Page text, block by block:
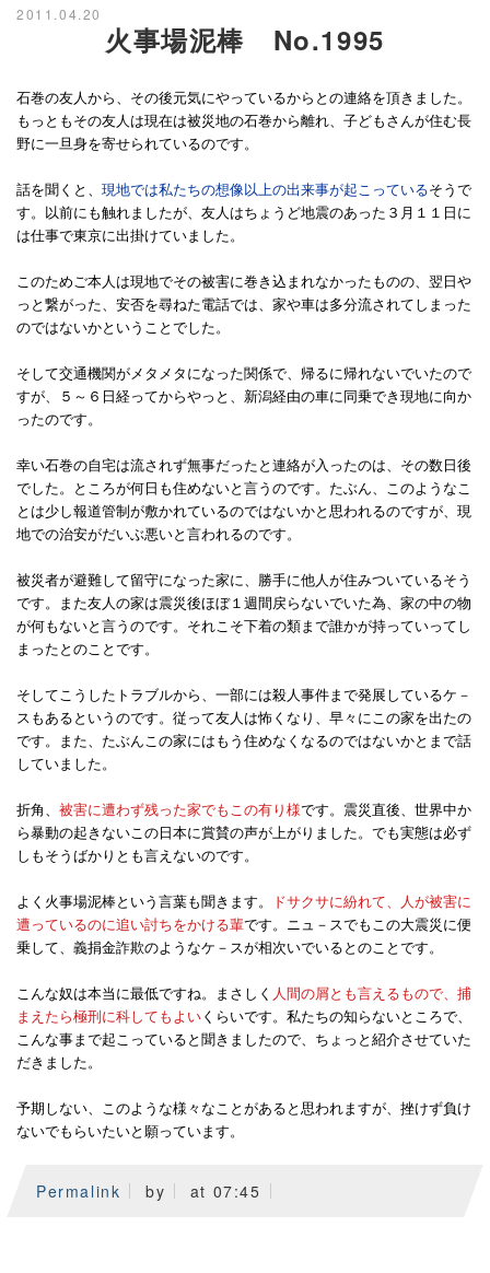
2011.04.20
火事場泥棒 No.1995
石巻の友人から、その後元気にやっているからとの連絡を頂きました。
もっともその友人は現在は被災地の石巻から離れ、子どもさんが住む長
野に一旦身を寄せられているのです。
話を聞くと、 現地では私たちの想像以上の出来事が起こっているそうで
す。以前にも触れましたが、友人はちょうど地震のあった３月１１日に
は仕事で東京に出掛けていました。
このためご本人は現地でその被害に巻き込まれなかったものの、翌日や
っと繋がった、安否を尋ねた電話では、家や車は多分流されてしまった
のではないかということでした。
そして交通機関がメタメタになった関係で、帰るに帰れないでいたので
すが、５～６日経ってからやっと、新潟経由の車に同乗でき現地に向か
ったのです。
幸い石巻の自宅は流されず無事だったと連絡が入ったのは、その数日後
でした。ところが何日も住めないと言うのです。たぶん、このようなこ
とは少し報道管制が敷かれているのではないかと思われるのですが、現
地での治安がだいぶ悪いと言われるのです。
被災者が避難して留守になった家に、勝手に他人が住みついているそう
です。また友人の家は震災後ほぼ１週間戻らないでいた為、家の中の物
が何もないと言うのです。それこそ下着の類まで誰かが持っていってし
まったとのことです。
そしてこうしたトラブルから、一部には殺人事件まで発展しているケ－
スもあるというのです。従って友人は怖くなり、早々にこの家を出たの
です。また、たぶんこの家にはもう住めなくなるのではないかとまで話
していました。
折角、 被害に遭わず残った家でもこの有り様です。震災直後、世界中か
ら暴動の起きないこの日本に賞賛の声が上がりました。でも実態は必ず
しもそうばかりとも言えないのです。
よく火事場泥棒という言葉も聞きます。
ドサクサに紛れて、人が被害に
遭っているのに追い討ちをかける輩です。ニュ－スでもこの大震災に便
乗して、義捐金詐欺のようなケ－スが相次いでいるとのことです。
こんな奴は本当に最低ですね。まさしく 人間の屑とも言えるもので、捕
まえたら極刑に科してもよい くらいです。私たちの知らないところで、
こんな事まで起こっていると聞きましたので、ちょっと紹介させていた
だきました。
予期しない、このような様々なことがあると思われますが、挫けず負け
ないでもらいたいと願っています。
Permalink by at 07:45